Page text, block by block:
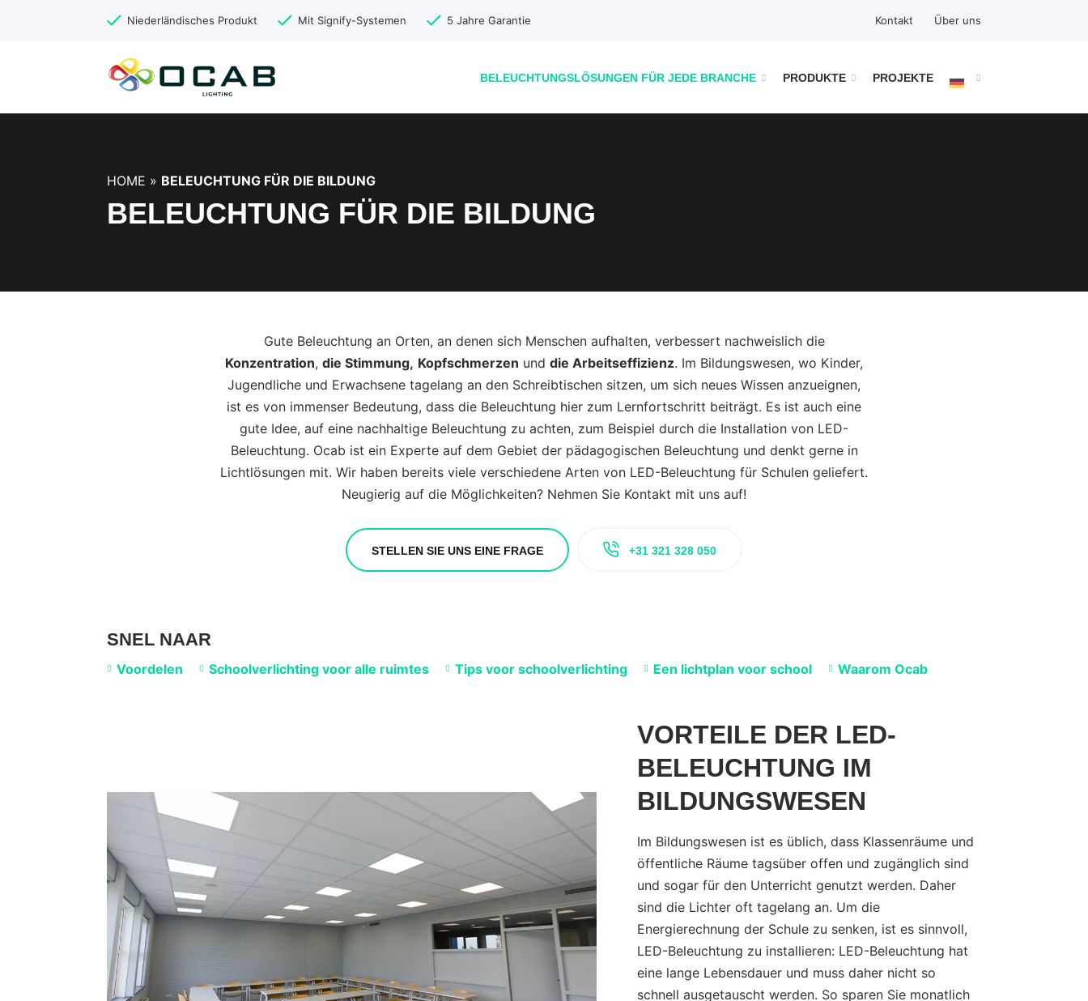
Niederländisches Produkt Mit Signify-Systemen 5 Jahre Garantie Kontakt Über uns
BELEUCHTUNGSLÖSUNGEN FÜR JEDE BRANCHE PRODUKTE PROJEKTE
HOME » BELEUCHTUNG FÜR DIE BILDUNG
BELEUCHTUNG FÜR DIE BILDUNG
Gute Beleuchtung an Orten, an denen sich Menschen aufhalten, verbessert nachweislich die
Konzentration, die Stimmung, Kopfschmerzen und die Arbeitseffizienz. Im Bildungswesen, wo Kinder,
Jugendliche und Erwachsene tagelang an den Schreibtischen sitzen, um sich neues Wissen anzueignen,
ist es von immenser Bedeutung, dass die Beleuchtung hier zum Lernfortschritt beiträgt. Es ist auch eine
gute Idee, auf eine nachhaltige Beleuchtung zu achten, zum Beispiel durch die Installation von LED-
Beleuchtung. Ocab ist ein Experte auf dem Gebiet der pädagogischen Beleuchtung und denkt gerne in
Lichtlösungen mit. Wir haben bereits viele verschiedene Arten von LED-Beleuchtung für Schulen geliefert.
Neugierig auf die Möglichkeiten? Nehmen Sie Kontakt mit uns auf!
STELLEN SIE UNS EINE FRAGE +31 321 328 050
SNEL NAAR
Voordelen Schoolverlichting voor alle ruimtes Tips voor schoolverlichting Een lichtplan voor school Waarom Ocab
VORTEILE DER LED-
BELEUCHTUNG IM
BILDUNGSWESEN
Im Bildungswesen ist es üblich, dass Klassenräume und
öffentliche Räume tagsüber offen und zugänglich sind
und sogar für den Unterricht genutzt werden. Daher
sind die Lichter oft tagelang an. Um die
Energierechnung der Schule zu senken, ist es sinnvoll,
LED-Beleuchtung zu installieren: LED-Beleuchtung hat
eine lange Lebensdauer und muss daher nicht so
schnell ausgetauscht werden. So sparen Sie monatlich